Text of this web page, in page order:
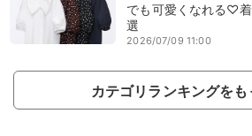
でも可愛くなれる♡
選
2026/07/09 11:00
カテゴリランキングをも